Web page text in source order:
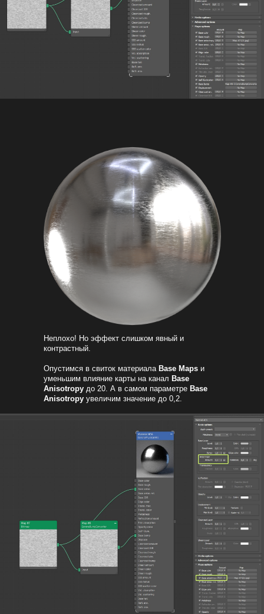
Неплохо! Но эффект слишком явный и
контрастный.
Опустимся в свиток материала Base Maps и
уменьшим влияние карты на канал Base
Anisotropy до 20. А в самом параметре Base
Anisotropy увеличим значение до 0,2.